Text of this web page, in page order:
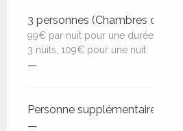
3 personnes (Chambres
99€ par nuit pour une durée d'une
3 nuits, 109€ pour une nuit
—
Personne supplémentaire
—